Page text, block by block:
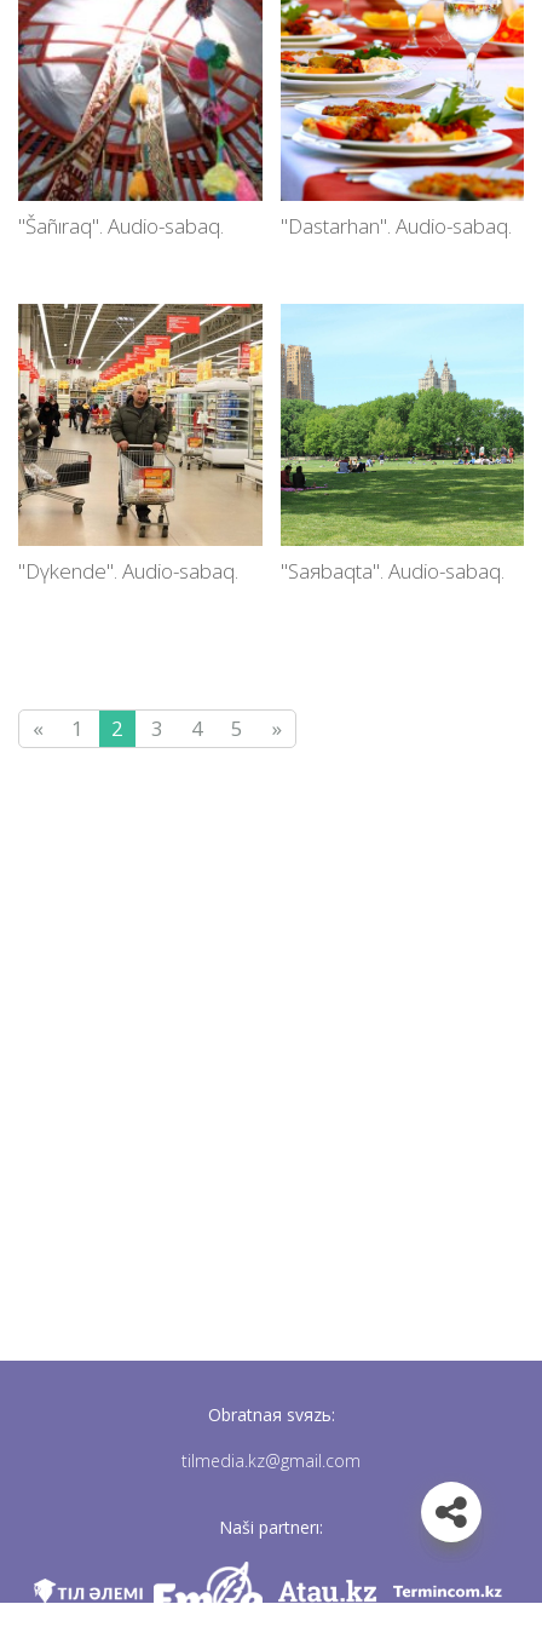
"Šañıraq". Audio-sabaq. "Dastarhan". Audio-sabaq.
"Dүkende". Audio-sabaq. "Saяbaqta". Audio-sabaq.
« 1 2 3 4 5 »
Obratnaя svяzь:
tilmedia.kz@gmail.com
Naši partnerı: